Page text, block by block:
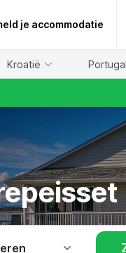
je accommodatie
Kroatië Portugal